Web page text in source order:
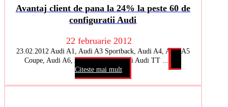
Avantaj client de pana la 24% la peste 60 de
configuratii Audi
22 februarie 2012
23.02.2012 Audi A1, Audi A3 Sportback, Audi A4, Audi A5
Coupe, Audi A6, Audi A7, Audi A8 si Audi TT ...
Citeste mai mult